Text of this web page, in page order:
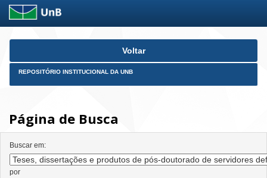
Skip
Voltar
REPOSITÓRIO INSTITUCIONAL DA UNB
Página de Busca
Buscar em:
por